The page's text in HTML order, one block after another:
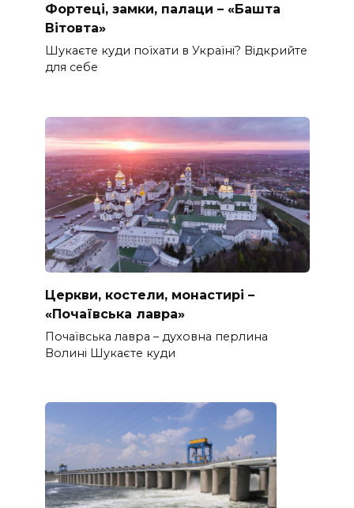
Фортеці, замки, палаци – «Башта
Вітовта»
Шукаєте куди поїхати в Україні? Відкрийте
для себе
Церкви, костели, монастирі –
«Почаївська лавра»
Почаївська лавра – духовна перлина
Волині Шукаєте куди